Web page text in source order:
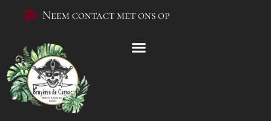
Neem contact met ons op